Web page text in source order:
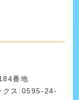
番地
クス:0595-24-